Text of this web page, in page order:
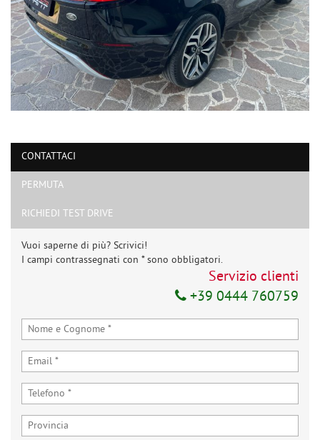
CONTATTACI
PERMUTA
RICHIEDI TEST DRIVE
Vuoi saperne di più? Scrivici!
I campi contrassegnati con * sono obbligatori.
Servizio clienti
+39 0444 760759